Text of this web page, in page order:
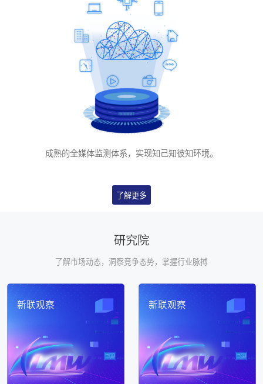
成熟的全媒体监测体系，实现知己知彼知环境。
了解更多
研究院
了解市场动态，洞察竞争态势，掌握⾏业脉搏
新联观察 新联观察